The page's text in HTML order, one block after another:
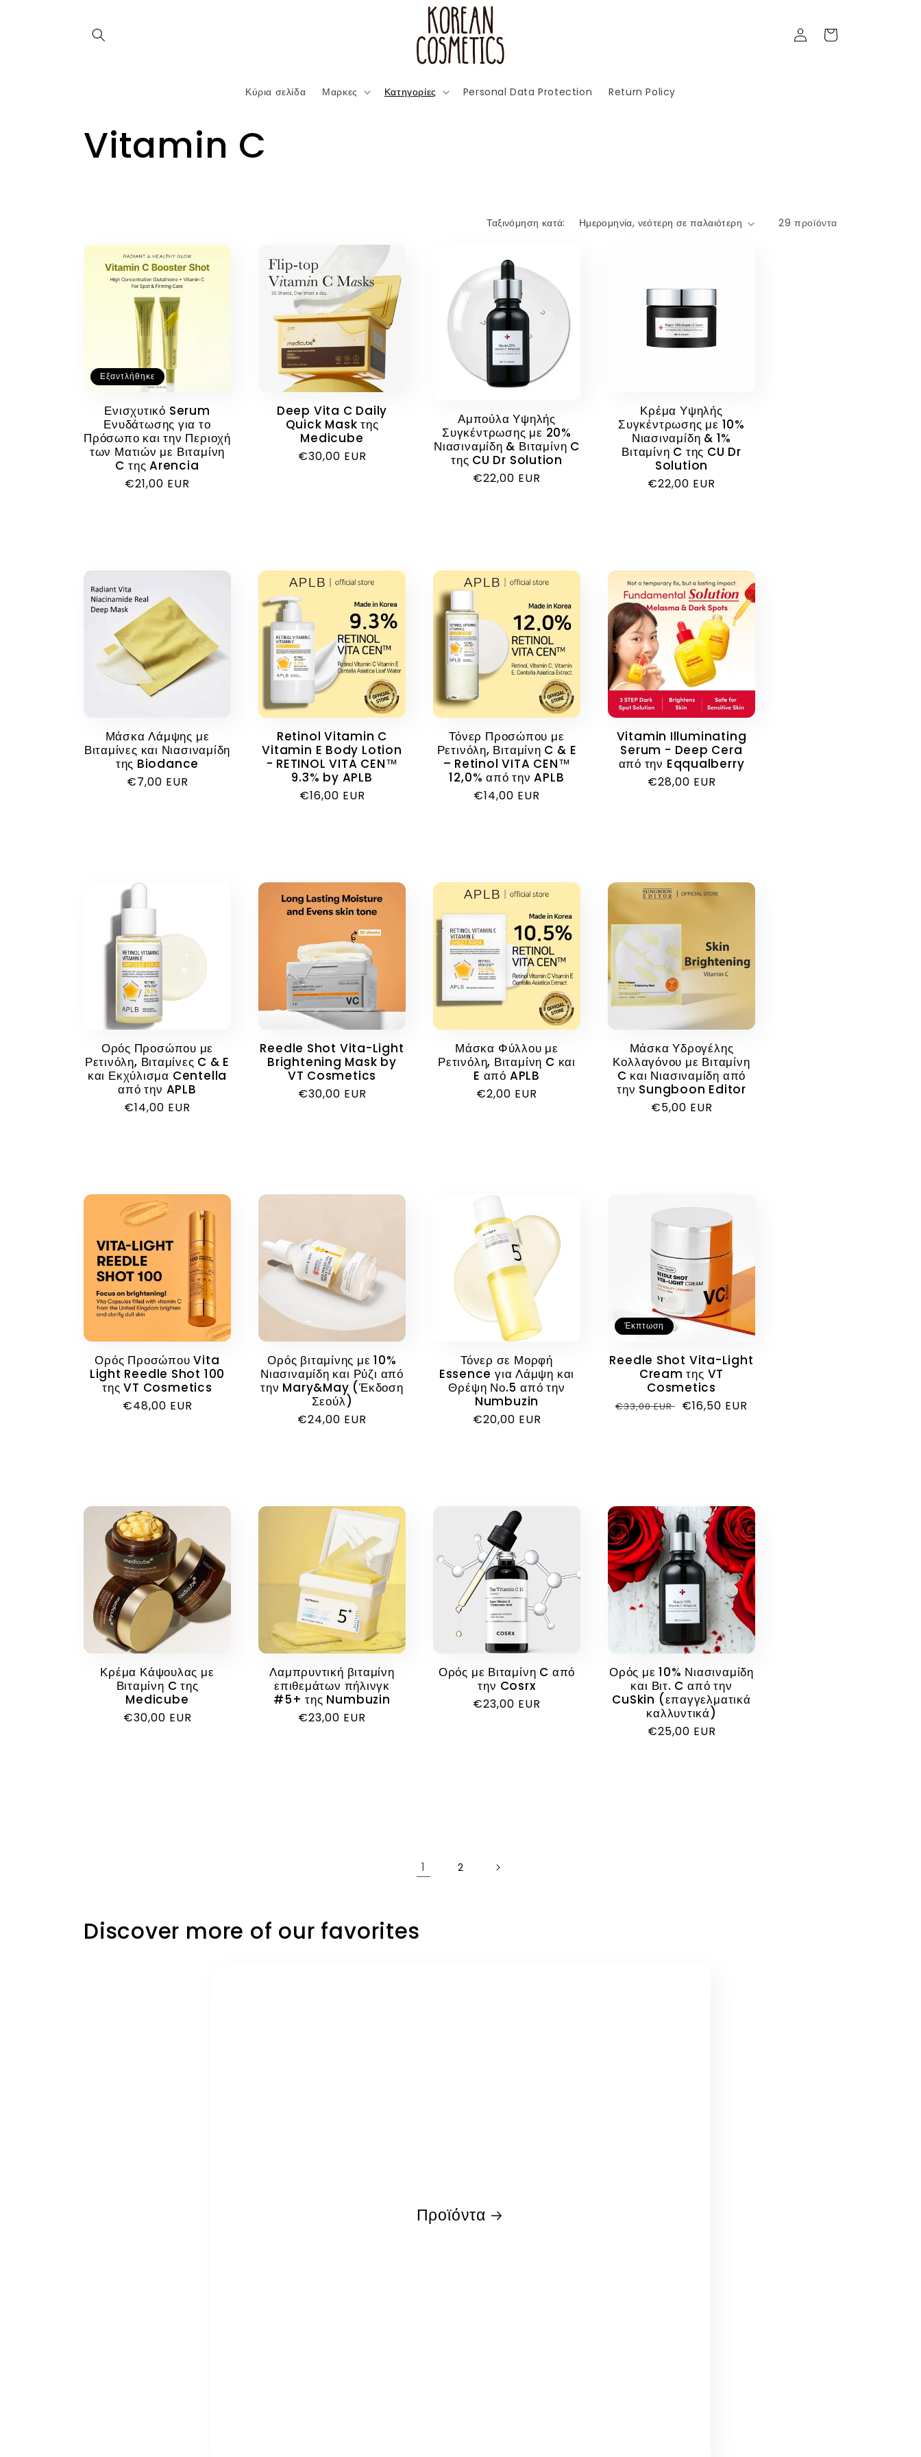
Κύρια σελίδα Μαρκες Κατηγορίες Personal Data Protection Return Policy
Σύνδεση Καλάθι
Σ
λ
γ
:
Vitamin C
Ταξινόμηση κατά: 29 προϊόντα
Εξαντλήθηκε
Ενισχυτικό Serum
Ενυδάτωσης για το
Πρόσωπο και την Περιοχή
των Ματιών με Βιταμίνη
C της Arencia
Κανονική
€21,00 EUR
Deep Vita C Daily
Quick Mask της
Medicube
Κανονική
€30,00 EUR
Αμπούλα Υψηλής
Συγκέντρωσης με 20%
Νιασιναμίδη & Βιταμίνη C
της CU Dr Solution
Κανονική
€22,00 EUR
Κρέμα Υψηλής
Συγκέντρωσης με 10%
Νιασιναμίδη & 1%
Βιταμίνη C της CU Dr
Solution
Κανονική
€22,00 EUR
Μάσκα Λάμψης με
Βιταμίνες και Νιασιναμίδη
της Biodance
Κανονική
€7,00 EUR
Retinol Vitamin C
Vitamin E Body Lotion
- RETINOL VITA CEN™
9.3% by APLB
Κανονική
€16,00 EUR
Τόνερ Προσώπου με
Ρετινόλη, Βιταμίνη C & E
– Retinol VITA CEN™
12,0% από την APLB
Κανονική
€14,00 EUR
Vitamin Illuminating
Serum - Deep Cera
από την Eqqualberry
Κανονική
€28,00 EUR
Ορός Προσώπου με
Ρετινόλη, Βιταμίνες C & E
και Εκχύλισμα Centella
από την APLB
Κανονική
€14,00 EUR
Reedle Shot Vita-Light
Brightening Mask by
VT Cosmetics
Κανονική
€30,00 EUR
Μάσκα Φύλλου με
Ρετινόλη, Βιταμίνη C και
E από APLB
Κανονική
€2,00 EUR
Μάσκα Υδρογέλης
Κολλαγόνου με Βιταμίνη
C και Νιασιναμίδη από
την Sungboon Editor
Κανονική
€5,00 EUR
Ορός Προσώπου Vita
Light Reedle Shot 100
της VT Cosmetics
Κανονική
€48,00 EUR
Ορός βιταμίνης με 10%
Νιασιναμίδη και Ρύζι από
την Mary&May (Έκδοση
Σεούλ)
Κανονική
€24,00 EUR
Τόνερ σε Μορφή
Essence για Λάμψη και
Θρέψη Νο.5 από την
Numbuzin
Κανονική
€20,00 EUR
Έκπτωση
Reedle Shot Vita-Light
Cream της VT
Cosmetics
Κανονική
€33,00 EUR Τιμή
€16,50 EUR
Κρέμα Κάψουλας με
Βιταμίνη C της
Medicube
Κανονική
€30,00 EUR
Λαμπρυντική βιταμίνη
επιθεμάτων πήλινγκ
#5+ της Numbuzin
Κανονική
€23,00 EUR
Ορός με Βιταμίνη C από
την Cosrx
Κανονική
€23,00 EUR
Ορός με 10% Νιασιναμίδη
και Βιτ. C από την
CuSkin (επαγγελματικά
καλλυντικά)
Κανονική
€25,00 EUR
1 2
Discover more of our favorites
Προϊόντα